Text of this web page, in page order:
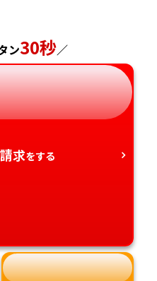
県
県
県
県
県
県
県
県
県
県
県
県
県
県
県
県
ン30秒／
求をする